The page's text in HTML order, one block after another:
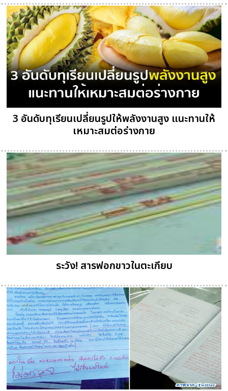
3 อันดับทุเรียนเปลี่ยนรูปให้พลังงานสูง แนะทานให้
เหมาะสมต่อร่างกาย
ระวัง! สารฟอกขาวในตะเกียบ